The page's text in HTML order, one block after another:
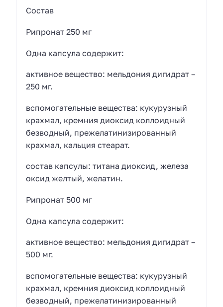
Состав
Рипронат 250 мг
Одна капсула содержит:
активное вещество: мельдония дигидрат –
250 мг.
вспомогательные вещества: кукурузный
крахмал, кремния диоксид коллоидный
безводный, прежелатинизированный
крахмал, кальция стеарат.
состав капсулы: титана диоксид, железа
оксид желтый, желатин.
Рипронат 500 мг
Одна капсула содержит:
активное вещество: мельдония дигидрат –
500 мг.
вспомогательные вещества: кукурузный
крахмал, кремния диоксид коллоидный
безводный, прежелатинизированный